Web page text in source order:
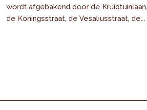
wordt afgebakend door de
de Koningsstraat, de Vesaliusstraat, de...